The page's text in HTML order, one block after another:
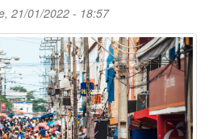
21/01/2022 - 18:57